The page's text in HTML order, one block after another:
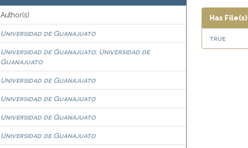
Author(s)
Universidad de Guanajuato
Universidad de Guanajuato; Universidad de
Guanajuato
Universidad de Guanajuato
Universidad de Guanajuato
Universidad de Guanajuato
Universidad de Guanajuato
Has File(s)
true